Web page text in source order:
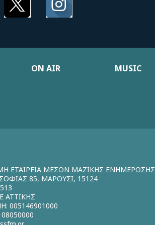
ON AIR MUSIC
ΕΤΑΙΡΕΙΑ ΜΕΣΩΝ ΜΑΖΙΚΗΣ ΕΝΗΜΕΡΩΣΗΣ
85, ΜΑΡΟΥΣΙ, 15124
ΑΤΤΙΚΗΣ
005146901000